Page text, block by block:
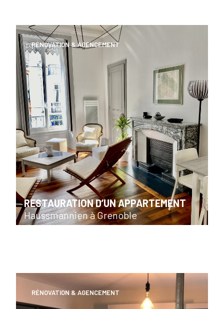
RÉNOVATION & AGENCEMENT
RESTAURATION D’UN APPARTEMENT
Haussmannien à Grenoble
RÉNOVATION & AGENCEMENT